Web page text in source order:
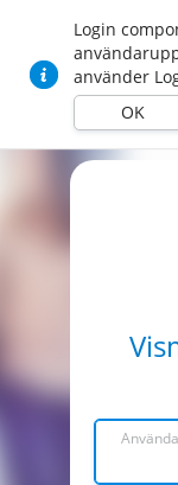
Login
använder
OK